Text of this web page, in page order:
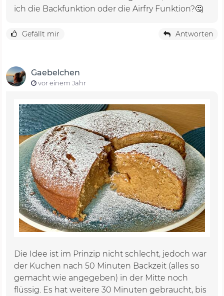
ich die Backfunktion oder die Airfry Funktion?🤔
Gefällt mir Antworten
Gaebelchen
vor einem Jahr
Die Idee ist im Prinzip nicht schlecht, jedoch war
der Kuchen nach 50 Minuten Backzeit (alles so
gemacht wie angegeben) in der Mitte noch
flüssig. Es hat weitere 30 Minuten gebraucht, bis